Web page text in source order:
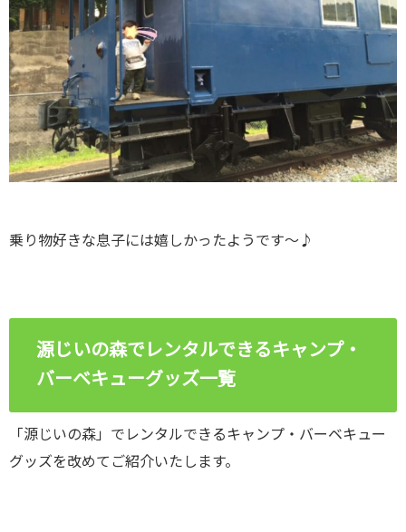
乗り物好きな息子には嬉しかったようです～♪
源じいの森でレンタルできるキャンプ・
バーベキューグッズ一覧
「源じいの森」でレンタルできるキャンプ・バーベキュー
グッズを改めてご紹介いたします。